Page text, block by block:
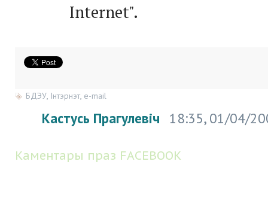
Internet".
БДЭУ, Інтэрнэт, e-mail
Кастусь Прагулевіч 18:35, 01/04/
Каментары праз FACEBOOK